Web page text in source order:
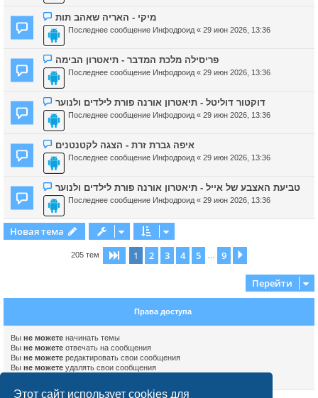
Этот сайт использует cookies для
מיקי - האריה שאהב תות
Последнее сообщение Инфодроид « 29 июн 2026, 13:36
פריסילה מלכת המדבר - תיאטרון הבימה
Последнее сообщение Инфодроид « 29 июн 2026, 13:36
דוקטור דוליטל - תיאטרון אורנה פורת לילדים ולנוער
Последнее сообщение Инфодроид « 29 июн 2026, 13:36
איפה גברת זרת - הצגה לקטנטנים
Последнее сообщение Инфодроид « 29 июн 2026, 13:36
טביעת האצבע של אייל - תיאטרון אורנה פורת לילדים ולנוער
Последнее сообщение Инфодроид « 29 июн 2026, 13:36
Новая тема
205 тем Страница из
1 2 3 4 5 9
Перейти
Права доступа
Вы не можете начинать темы
Вы не можете отвечать на сообщения
Вы не можете редактировать свои сообщения
Вы не можете удалять свои сообщения